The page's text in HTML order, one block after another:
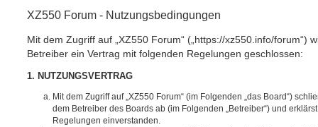
XZ550 Forum - Nutzungsbedingungen
Mit dem Zugriff auf „XZ550 Forum“ („https://xz550.info/forum“)
Betreiber ein Vertrag mit folgenden Regelungen geschlossen:
1. NUTZUNGSVERTRAG
Mit dem Zugriff auf „XZ550 Forum“ (im Folgenden „das Board“)
dem Betreiber des Boards ab (im Folgenden „Betreiber“) und
Regelungen einverstanden.